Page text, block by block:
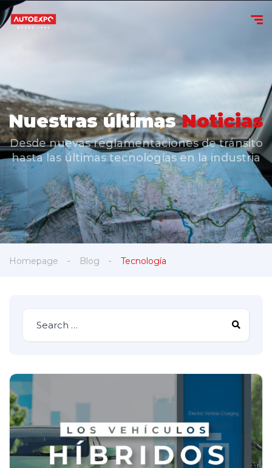
Nuestras últimasNoticias
Desde nuevas reglamentaciones de tránsito
hasta las últimas tecnologías en la industria
Homepage Blog Tecnología